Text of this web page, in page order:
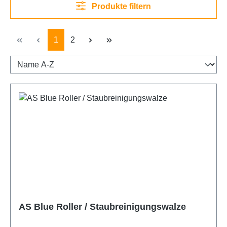
Produkte filtern
Seite
1 Seite
2
AS Blue Roller / Staubreinigungswalze